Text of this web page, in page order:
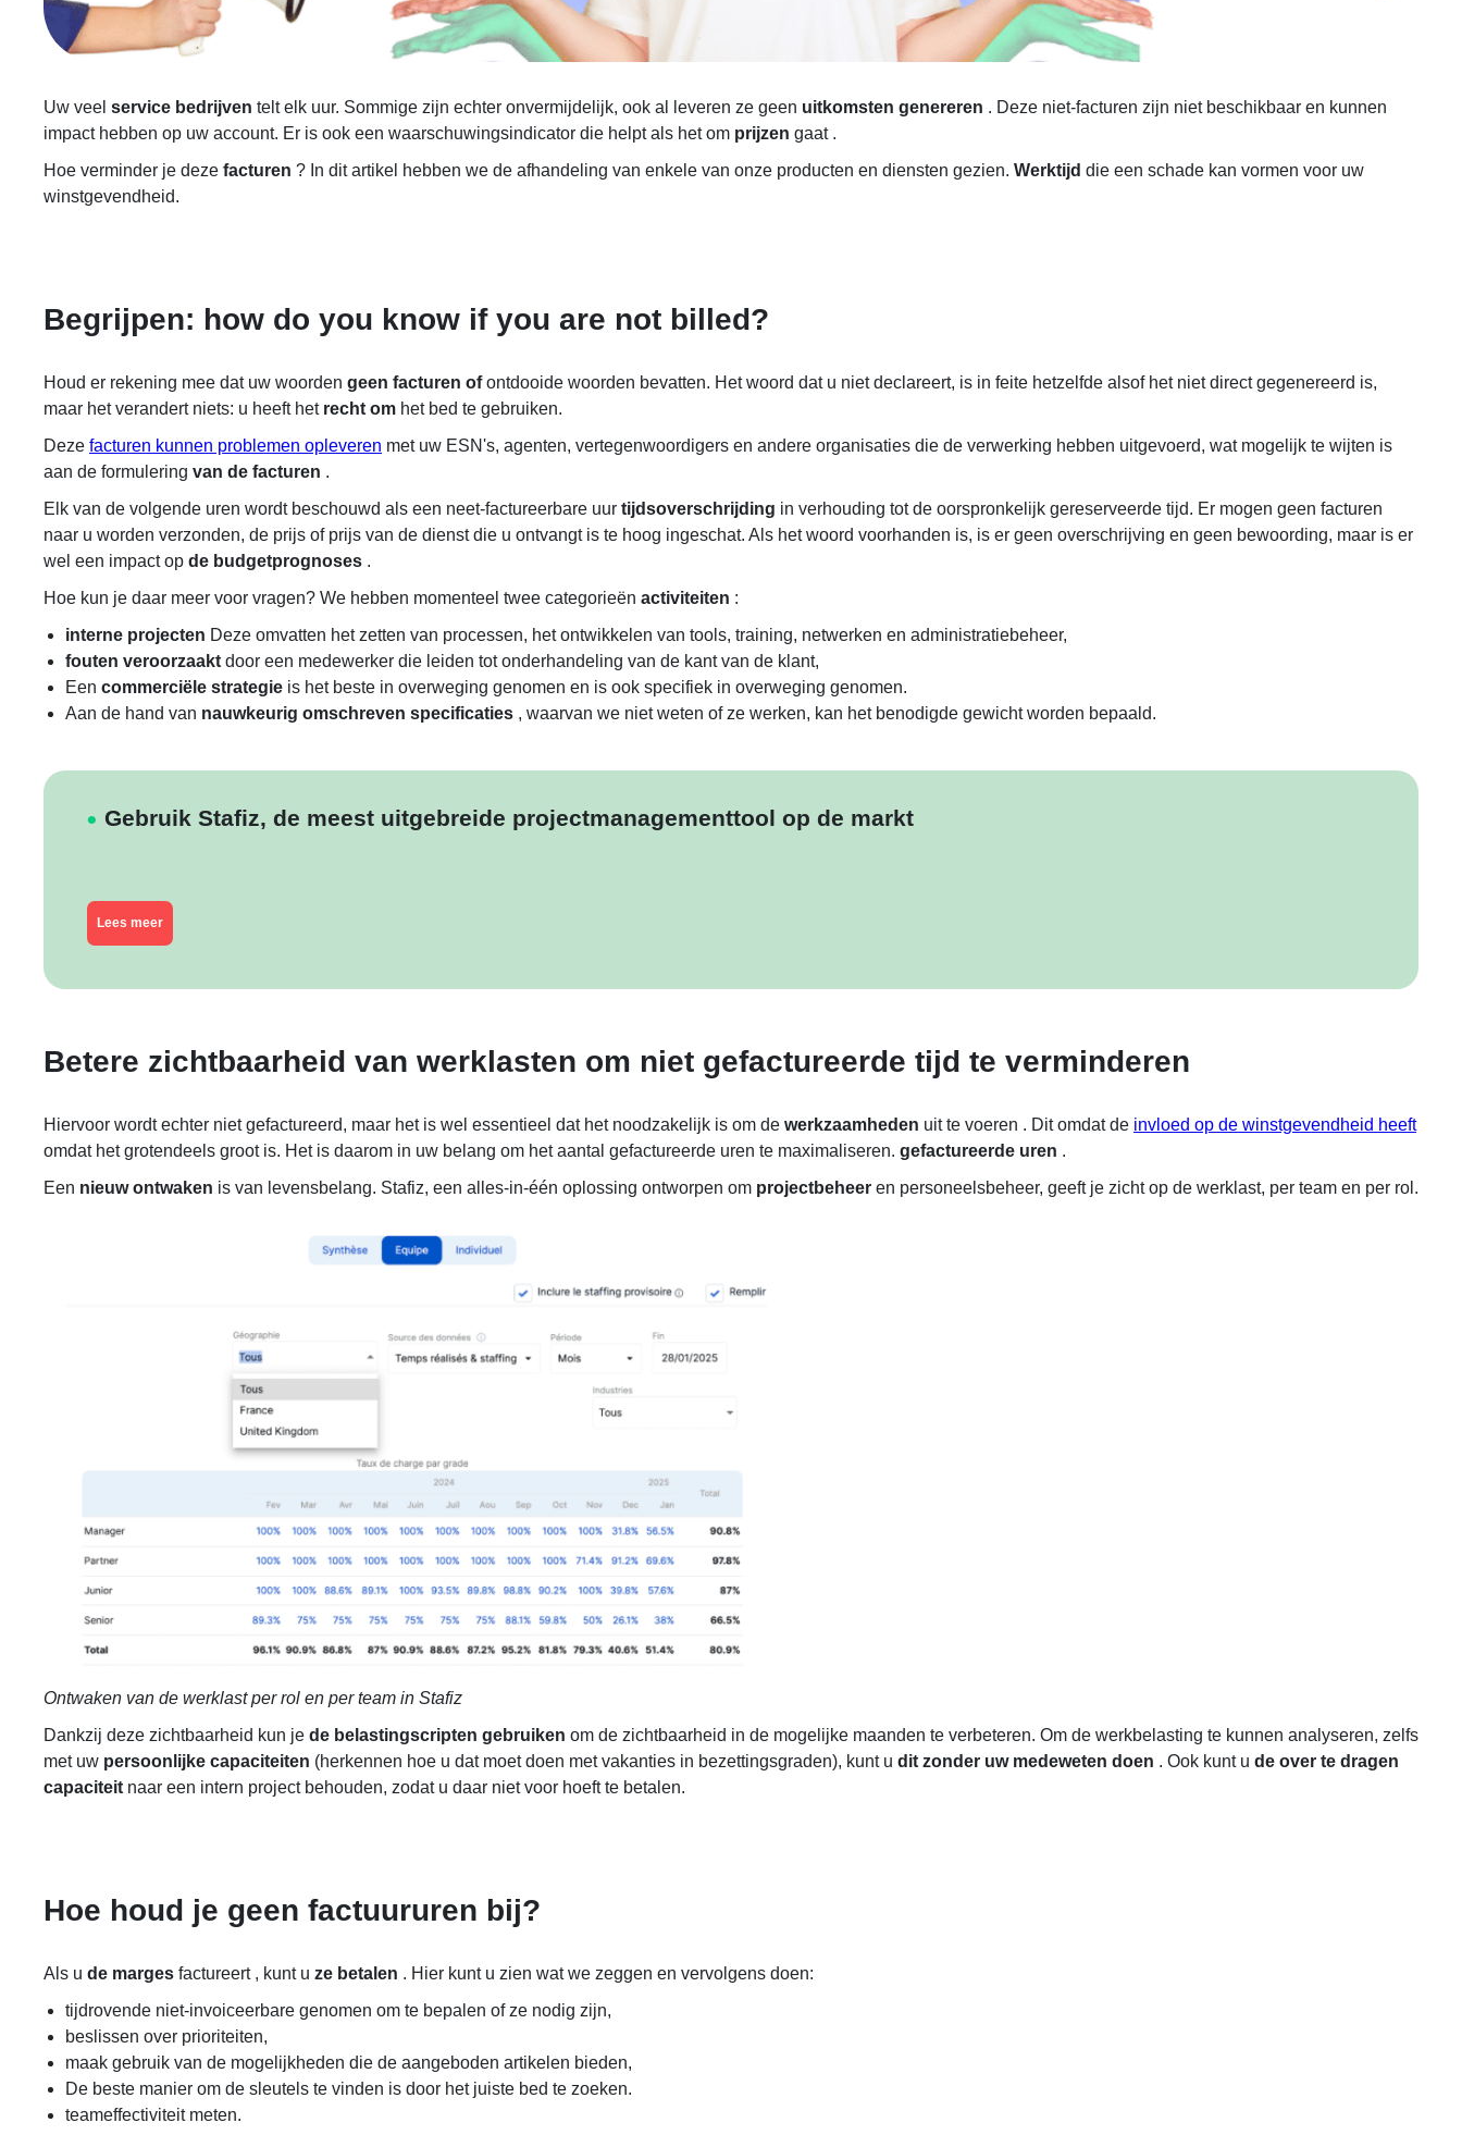
Uw veel service bedrijven telt elk uur. Sommige zijn echter onvermijdelijk, ook al leveren ze geen uitkomsten genereren . Deze niet-facturen zijn niet beschikbaar en kunnen
impact hebben op uw account. Er is ook een waarschuwingsindicator die helpt als het om prijzen gaat .
Hoe verminder je deze facturen ? In dit artikel hebben we de afhandeling van enkele van onze producten en diensten gezien. Werktijd die een schade kan vormen voor uw
winstgevendheid.
Begrijpen: how do you know if you are not billed?
Houd er rekening mee dat uw woorden geen facturen of ontdooide woorden bevatten. Het woord dat u niet declareert, is in feite hetzelfde alsof het niet direct gegenereerd is,
maar het verandert niets: u heeft het recht om het bed te gebruiken.
Deze facturen kunnen problemen opleveren met uw ESN's, agenten, vertegenwoordigers en andere organisaties die de verwerking hebben uitgevoerd, wat mogelijk te wijten is
aan de formulering van de facturen .
Elk van de volgende uren wordt beschouwd als een neet-factureerbare uur tijdsoverschrijding in verhouding tot de oorspronkelijk gereserveerde tijd. Er mogen geen facturen
naar u worden verzonden, de prijs of prijs van de dienst die u ontvangt is te hoog ingeschat. Als het woord voorhanden is, is er geen overschrijving en geen bewoording, maar is er
wel een impact op de budgetprognoses .
Hoe kun je daar meer voor vragen? We hebben momenteel twee categorieën activiteiten :
interne projecten Deze omvatten het zetten van processen, het ontwikkelen van tools, training, netwerken en administratiebeheer,
fouten veroorzaakt door een medewerker die leiden tot onderhandeling van de kant van de klant,
Een commerciële strategie is het beste in overweging genomen en is ook specifiek in overweging genomen.
Aan de hand van nauwkeurig omschreven specificaties , waarvan we niet weten of ze werken, kan het benodigde gewicht worden bepaald.
Gebruik Stafiz, de meest uitgebreide projectmanagementtool op de markt
Lees meer
Betere zichtbaarheid van werklasten om niet gefactureerde tijd te verminderen
Hiervoor wordt echter niet gefactureerd, maar het is wel essentieel dat het noodzakelijk is om de werkzaamheden uit te voeren . Dit omdat de invloed op de winstgevendheid heeft
omdat het grotendeels groot is. Het is daarom in uw belang om het aantal gefactureerde uren te maximaliseren. gefactureerde uren .
Een nieuw ontwaken is van levensbelang. Stafiz, een alles-in-één oplossing ontworpen om projectbeheer en personeelsbeheer, geeft je zicht op de werklast, per team en per rol.
Ontwaken van de werklast per rol en per team in Stafiz
Dankzij deze zichtbaarheid kun je de belastingscripten gebruiken om de zichtbaarheid in de mogelijke maanden te verbeteren. Om de werkbelasting te kunnen analyseren, zelfs
met uw persoonlijke capaciteiten (herkennen hoe u dat moet doen met vakanties in bezettingsgraden), kunt u dit zonder uw medeweten doen . Ook kunt u de over te dragen
capaciteit naar een intern project behouden, zodat u daar niet voor hoeft te betalen.
Hoe houd je geen factuururen bij?
Als u de marges factureert , kunt u ze betalen . Hier kunt u zien wat we zeggen en vervolgens doen:
tijdrovende niet-invoiceerbare genomen om te bepalen of ze nodig zijn,
beslissen over prioriteiten,
maak gebruik van de mogelijkheden die de aangeboden artikelen bieden,
De beste manier om de sleutels te vinden is door het juiste bed te zoeken.
teameffectiviteit meten.